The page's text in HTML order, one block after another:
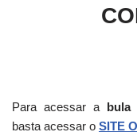
Para acessar a bula
basta acessar o SITE